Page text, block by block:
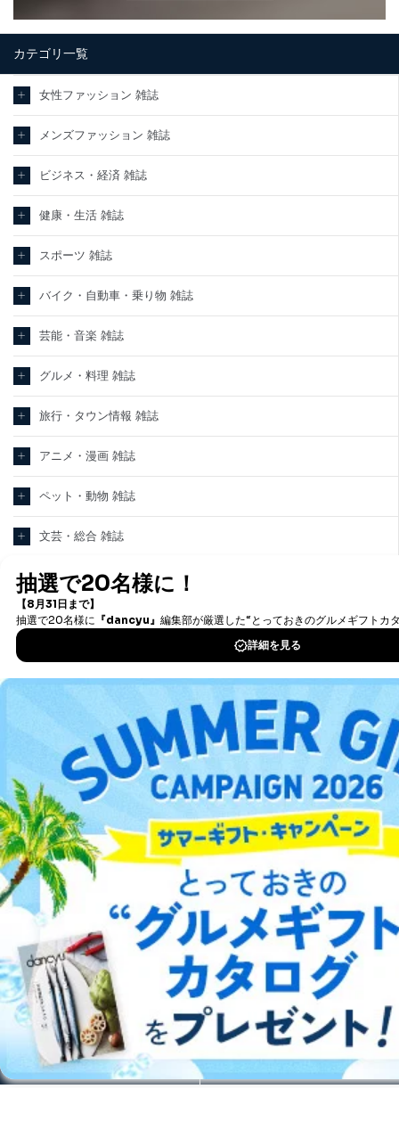
カテゴリ一覧
女性ファッション 雑誌
メンズファッション 雑誌
ビジネス・経済 雑誌
健康・生活 雑誌
スポーツ 雑誌
バイク・自動車・乗り物 雑誌
芸能・音楽 雑誌
グルメ・料理 雑誌
旅行・タウン情報 雑誌
アニメ・漫画 雑誌
ペット・動物 雑誌
文芸・総合 雑誌
趣味・芸術 雑誌
ヘアカタログ・美容 雑誌
テクノロジー・科学 雑誌
パソコン・PC 雑誌
新聞・業界紙
洋(海外)雑誌
中国雑誌
その他
総合案内
アフィリエイト 採用情報
プレスリリース